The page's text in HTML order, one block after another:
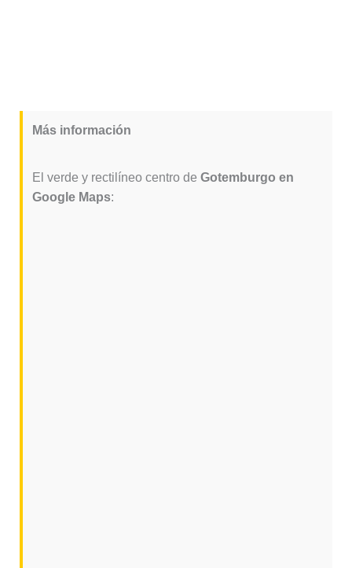
Más información
El verde y rectilíneo centro de Gotemburgo en
Google Maps: